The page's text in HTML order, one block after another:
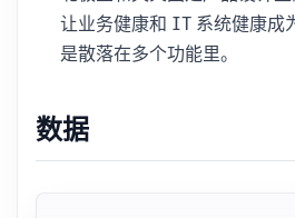
让业务健康和 IT 系统健康成
是散落在多个功能里。
数据